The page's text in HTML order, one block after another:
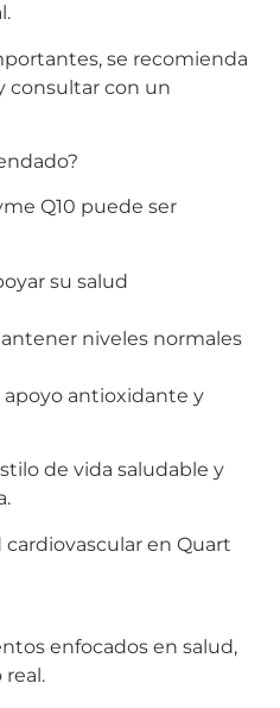
se recomienda
consultar con un
Q10 puede ser
su salud
niveles normales
apoyo antioxidante y
de vida saludable y
en Quart
enfocados en salud,